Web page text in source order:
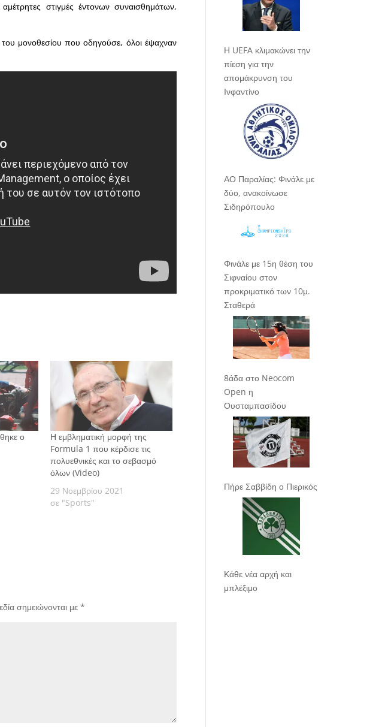
στιγμές έντονων συναισθημάτων,
του μονοθεσίου που οδηγούσε, όλοι έψαχναν
ο
Η εμβληματική μορφή της
Formula 1 που κέρδισε τις
πολυεθνικές και το σεβασμό
όλων (Video)
29 Νοεμβρίου 2021
σε "Sports"
σημειώνονται με *
Η UEFA κλιμακώνει την
πίεση για την
απομάκρυνση του
Ινφαντίνο
ΑΟ Παραλίας: Φινάλε με
δύο, ανακοίνωσε
Σιδηρόπουλο
Φινάλε με 15η θέση του
Σιφναίου στον
προκριματικό των 10μ.
Σταθερά
8άδα στο Neocom
Open η
Ουσταμπασίδου
Πήρε Σαββίδη ο Πιερικός
Κάθε νέα αρχή και
μπλέξιμο